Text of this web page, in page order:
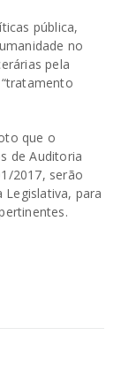
pública,
no
pela
que o
de Auditoria
2017, serão
Legislativa, para